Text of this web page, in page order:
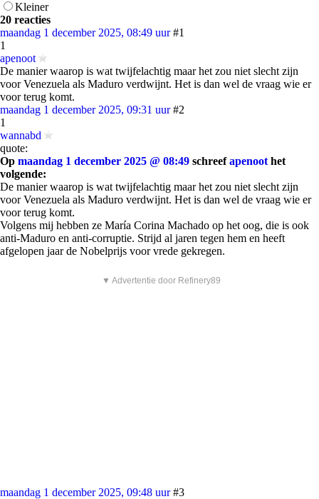
Kleiner
20 reacties
maandag 1 december 2025, 08:49 uur #1
1
apenoot
De manier waarop is wat twijfelachtig maar het zou niet slecht zijn
voor Venezuela als Maduro verdwijnt. Het is dan wel de vraag wie er
voor terug komt.
maandag 1 december 2025, 09:31 uur #2
1
wannabd
quote:
Op maandag 1 december 2025 @ 08:49 schreefapenoot het
volgende:
De manier waarop is wat twijfelachtig maar het zou niet slecht zijn
voor Venezuela als Maduro verdwijnt. Het is dan wel de vraag wie er
voor terug komt.
Volgens mij hebben ze María Corina Machado op het oog, die is ook
anti-Maduro en anti-corruptie. Strijd al jaren tegen hem en heeft
afgelopen jaar de Nobelprijs voor vrede gekregen.
▼ Advertentie door Refinery89
maandag 1 december 2025, 09:48 uur #3